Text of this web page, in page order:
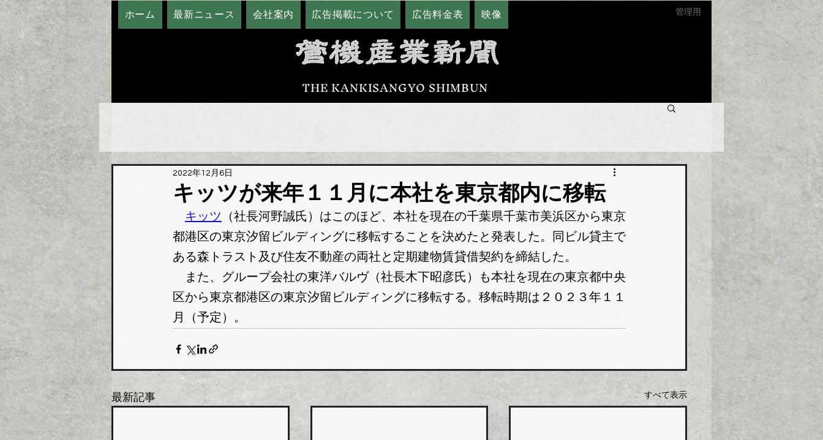
ホーム 最新ニュース 会社案内 広告掲載について 広告料金表 映像
THE KANKISANGYO SHIMBUN
管理用
キッツが来年１１月に本社を東京都内に移転
2022年12月6日
キッツ （社長河野誠氏）はこのほど、本社を現在の千葉県千葉市美浜区から東京
都港区の東京汐留ビルディングに移転することを決めたと発表した。同ビル貸主で
ある森トラスト及び住友不動産の両社と定期建物賃貸借契約を締結した。
また、グループ会社の東洋バルヴ（社長木下昭彦氏）も本社を現在の東京都中央
区から東京都港区の東京汐留ビルディングに移転する。移転時期は２０２３年１１
月（予定）。
最新記事 すべて表示